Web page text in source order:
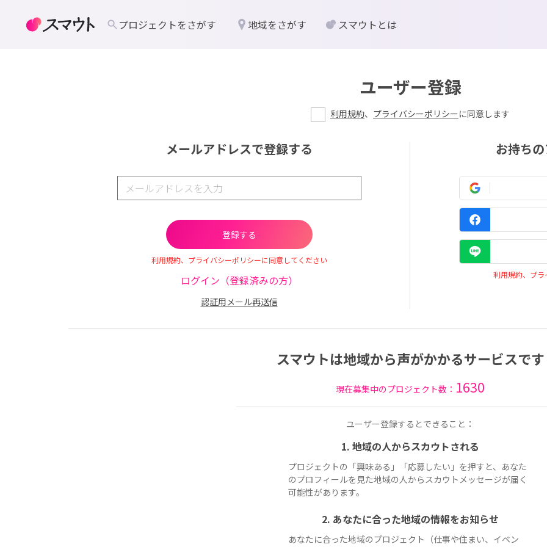
ユーザー登録
利用規約、 プライバシーポリシーに同意します
メールアドレスで登録する
利用規約、プライバシーポリシーに同意してください
ログイン（登録済みの方）
認証用メール再送信
お持ち
利用規約、プ
スマウトは地域から声がかかるサービスです
現在募集中のプロジェクト数： 1630
ユーザー登録するとできること：
1. 地域の人からスカウトされる
プロジェクトの「興味ある」「応募したい」を押すと、あなた
のプロフィールを見た地域の人からスカウトメッセージが届く
可能性があります。
2. あなたに合った地域の情報をお知らせ
あなたに合った地域のプロジェクト（仕事や住まい、イベン
プロジェクトをさがす 地域をさがす スマウトとは